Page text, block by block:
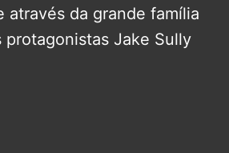
através da grande família
protagonistas Jake Sully